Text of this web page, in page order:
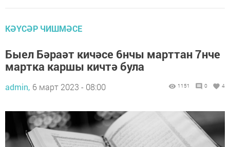
КӘҮСӘР ЧИШМӘСЕ
Быел Бәраәт кичәсе 6нчы марттан 7нче
мартка каршы кичтә була
admin, 6 март 2023 - 08:00 1151 0 4